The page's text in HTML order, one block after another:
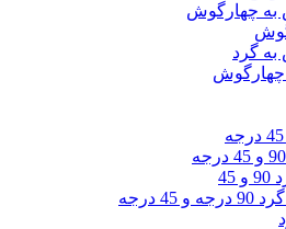
به چهارگوش
به گرد
چهارگوش
درجه